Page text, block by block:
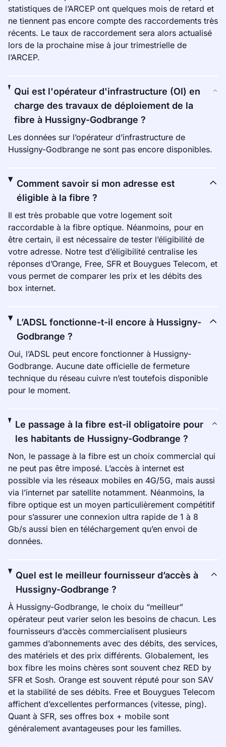
statistiques de l’ARCEP ont quelques mois de retard et
ne tiennent pas encore compte des raccordements très
récents. Le taux de raccordement sera alors actualisé
lors de la prochaine mise à jour trimestrielle de
l’ARCEP.
Qui est l'opérateur d'infrastructure (OI) en
charge des travaux de déploiement de la
fibre à Hussigny-Godbrange ?
Les données sur l’opérateur d’infrastructure de
Hussigny-Godbrange ne sont pas encore disponibles.
Comment savoir si mon adresse est
éligible à la fibre ?
Il est très probable que votre logement soit
raccordable à la fibre optique. Néanmoins, pour en
être certain, il est nécessaire de tester l’éligibilité de
votre adresse. Notre test d’éligibilité centralise les
réponses d’Orange, Free, SFR et Bouygues Telecom, et
vous permet de comparer les prix et les débits des
box internet.
L’ADSL fonctionne-t-il encore à Hussigny-
Godbrange ?
Oui, l’ADSL peut encore fonctionner à Hussigny-
Godbrange. Aucune date officielle de fermeture
technique du réseau cuivre n’est toutefois disponible
pour le moment.
Le passage à la fibre est-il obligatoire pour
les habitants de Hussigny-Godbrange ?
Non, le passage à la fibre est un choix commercial qui
ne peut pas être imposé. L’accès à internet est
possible via les réseaux mobiles en 4G/5G, mais aussi
via l’internet par satellite notamment. Néanmoins, la
fibre optique est un moyen particulièrement compétitif
pour s’assurer une connexion ultra rapide de 1 à 8
Gb/s aussi bien en téléchargement qu’en envoi de
données.
Quel est le meilleur fournisseur d’accès à
Hussigny-Godbrange ?
À Hussigny-Godbrange, le choix du “meilleur”
opérateur peut varier selon les besoins de chacun. Les
fournisseurs d’accès commercialisent plusieurs
gammes d’abonnements avec des débits, des services,
des matériels et des prix différents. Globalement, les
box fibre les moins chères sont souvent chez RED by
SFR et Sosh. Orange est souvent réputé pour son SAV
et la stabilité de ses débits. Free et Bouygues Telecom
affichent d’excellentes performances (vitesse, ping).
Quant à SFR, ses offres box + mobile sont
généralement avantageuses pour les familles.